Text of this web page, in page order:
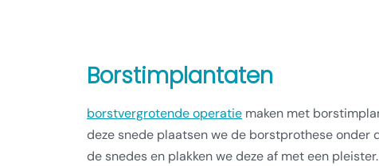
Borstimplantaten
borstvergrotende operatie maken met
deze snede plaatsen we de borstprothese
de snedes en plakken we deze af met een